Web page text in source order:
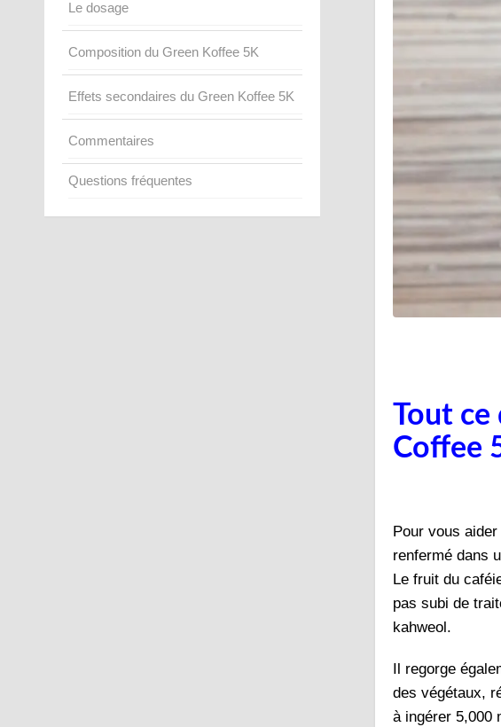
Le dosage
Composition du Green Koffee 5K
Effets secondaires du Green Koffee 5K
Commentaires
Questions fréquentes
Tout ce
Coffee
Pour vous
renfermé dans
Le fruit du
pas subi de
kahweol.
Il regorge
des végétaux,
à ingérer 5,000